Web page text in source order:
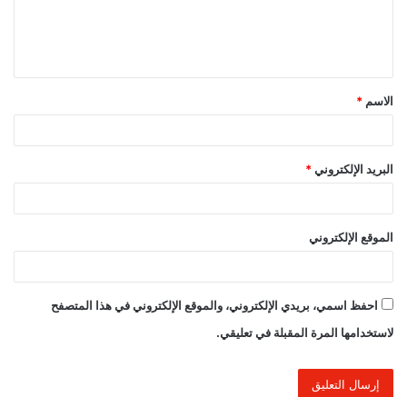
ق
*
الاسم *
البريد الإلكتروني *
الموقع الإلكتروني
احفظ اسمي، بريدي الإلكتروني، والموقع الإلكتروني في هذا المتصفح
لاستخدامها المرة المقبلة في تعليقي.